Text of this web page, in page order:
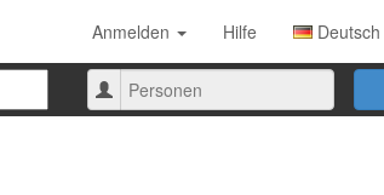
Anmelden Hilfe
Deutsch
Anzahl
der